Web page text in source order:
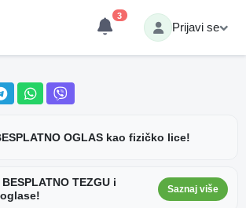
3
Prijavi se
OGLAS kao fizičko lice!
TEZGU i
Saznaj više